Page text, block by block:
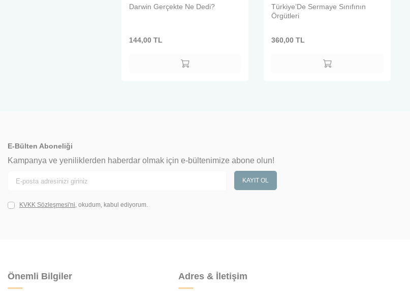
Darwin Gerçekte Ne Dedi?
144,00 TL
Türkiye’De Sermaye Sınıfının
Örgütleri
360,00 TL
E-Bülten Aboneliği
Kampanya ve yeniliklerden haberdar olmak için e-bültenimize abone olun!
KAYIT OL
KVKK Sözleşmesi'ni, okudum, kabul ediyorum.
Önemli Bilgiler Adres & İletişim